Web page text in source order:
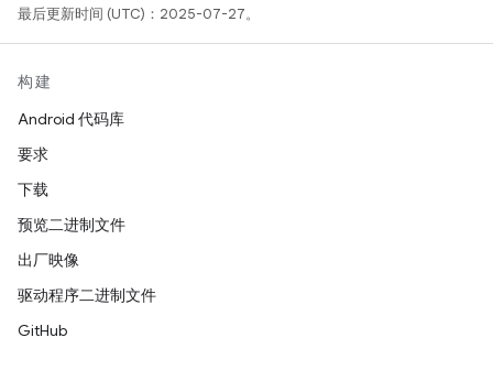
最后更新时间 (UTC)：2025-07-27。
构建
Android 代码库
要求
下载
预览二进制文件
出厂映像
驱动程序二进制文件
GitHub